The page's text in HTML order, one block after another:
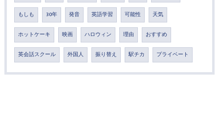
もしも 30年 発音 英語学習 可能性 天気
ホットケーキ 映画 ハロウィン 理由 おすすめ
英会話スクール 外国人 振り替え 駅チカ プライベート